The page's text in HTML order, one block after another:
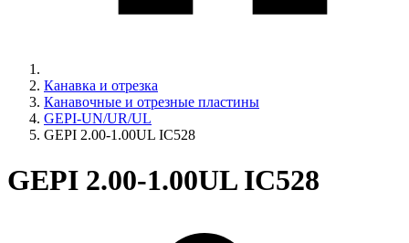
Канавка и отрезка
Канавочные и отрезные пластины
GEPI-UN/UR/UL
GEPI 2.00-1.00UL IC528
GEPI 2.00-1.00UL IC528